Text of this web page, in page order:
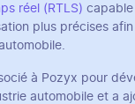
réel (RTLS)
plus précises afin
à Pozyx pour
automobile et a